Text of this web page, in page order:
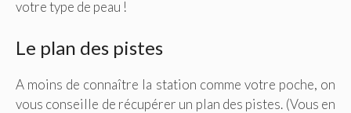
votre type de peau !
Le plan des pistes
A moins de connaître la station comme votre poche, on
vous conseille de récupérer un plan des pistes. (Vous en